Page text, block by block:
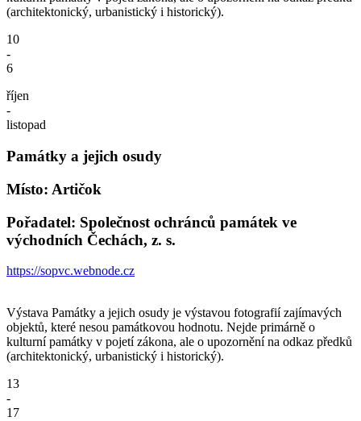
(architektonický, urbanistický i historický).
10
-
6
říjen
-
listopad
Památky a jejich osudy
Místo: Artičok
Pořadatel: Společnost ochránců památek ve
východních Čechách, z. s.
https://sopvc.webnode.cz
Výstava Památky a jejich osudy je výstavou fotografií zajímavých
objektů, které nesou památkovou hodnotu. Nejde primárně o
kulturní památky v pojetí zákona, ale o upozornění na odkaz předků
(architektonický, urbanistický i historický).
13
-
17